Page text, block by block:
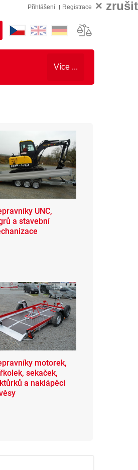
× zrušit
Přihlášení Registrace
Více ...
UNC,
a stavební
motorek,
sekaček,
a naklápěcí